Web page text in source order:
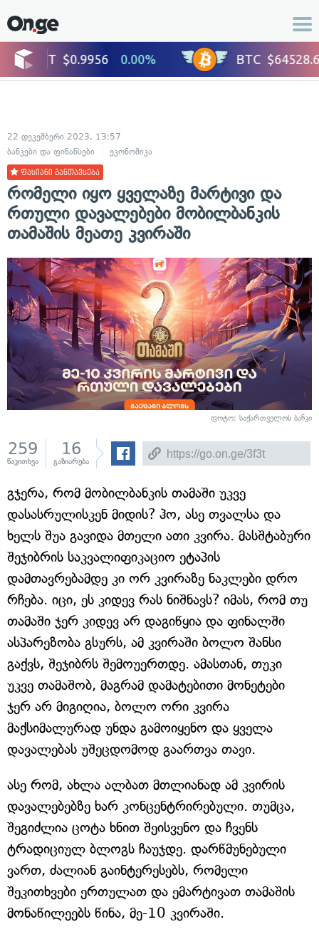
22 დეკემბერი 2023, 13:57
ბანკები და ფინანსები
ეკონომიკა
ფასიანი განთავსება
რომელი იყო ყველაზე მარტივი და
რთული დავალებები მობილბანკის
თამაშის მეათე კვირაში
ფოტო: საქართველოს ბანკი
259
წაკითხვა
16
გაზიარება
გჯერა, რომ მობილბანკის თამაში უკვე
დასასრულისკენ მიდის? ჰო, ასე თვალსა და
ხელს შუა გავიდა მთელი ათი კვირა. მასშტაბური
შეჯიბრის საკვალიფიკაციო ეტაპის
დამთავრებამდე კი ორ კვირაზე ნაკლები დრო
რჩება. იცი, ეს კიდევ რას ნიშნავს? იმას, რომ თუ
თამაში ჯერ კიდევ არ დაგიწყია და ფინალში
ასპარეზობა გსურს, ამ კვირაში ბოლო შანსი
გაქვს, შეჯიბრს შემოუერთდე. ამასთან, თუკი
უკვე თამაშობ, მაგრამ დამატებითი მონეტები
ჯერ არ მიგიღია, ბოლო ორი კვირა
მაქსიმალურად უნდა გამოიყენო და ყველა
დავალებას უშეცდომოდ გაართვა თავი.
ასე რომ, ახლა ალბათ მთლიანად ამ კვირის
დავალებებზე ხარ კონცენტრირებული. თუმცა,
შეგიძლია ცოტა ხნით შეისვენო და ჩვენს
ტრადიციულ ბლოგს ჩაუჯდე. დარწმუნებული
ვართ, ძალიან გაინტერესებს, რომელი
შეკითხვები ერთულათ და ემარტივათ თამაშის
მონაწილეებს წინა, მე-10 კვირაში.